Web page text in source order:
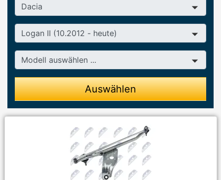
Baureihe
Modell
Auswählen